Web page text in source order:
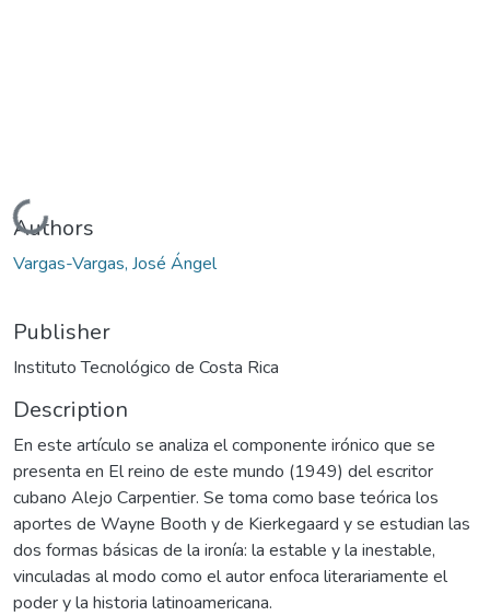
Loading...
Authors
Vargas-Vargas, José Ángel
Publisher
Instituto Tecnológico de Costa Rica
Description
En este artículo se analiza el componente irónico que se
presenta en El reino de este mundo (1949) del escritor
cubano Alejo Carpentier. Se toma como base teórica los
aportes de Wayne Booth y de Kierkegaard y se estudian las
dos formas básicas de la ironía: la estable y la inestable,
vinculadas al modo como el autor enfoca literariamente el
poder y la historia latinoamericana.